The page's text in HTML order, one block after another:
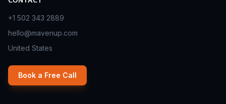
+1 502 343 2889
hello@mavenup.com
United States
Book a Free Call